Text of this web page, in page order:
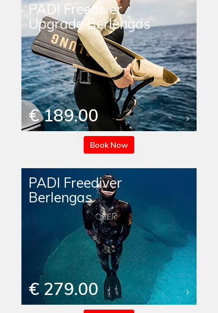
PADI Freediver
Upgrade Berlengas
€ 189.00
Book Now
PADI Freediver
Berlengas
€ 279.00